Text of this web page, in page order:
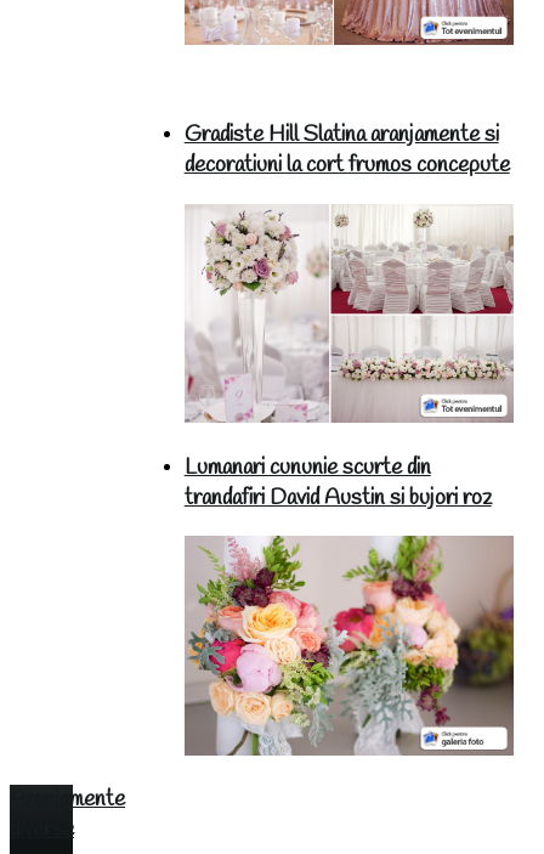
Gradiste Hill Slatina aranjamente si
decoratiuni la cort frumos concepute
Lumanari cununie scurte din
trandafiri David Austin si bujori roz
Aranjamente
diverse